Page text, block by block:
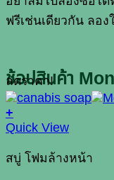
ฟรีเช่นเดียวกัน ลอ
ช้อปสินค้า
ลดราคา!
+
Quick View
สบู่ โฟมล้างหน้า